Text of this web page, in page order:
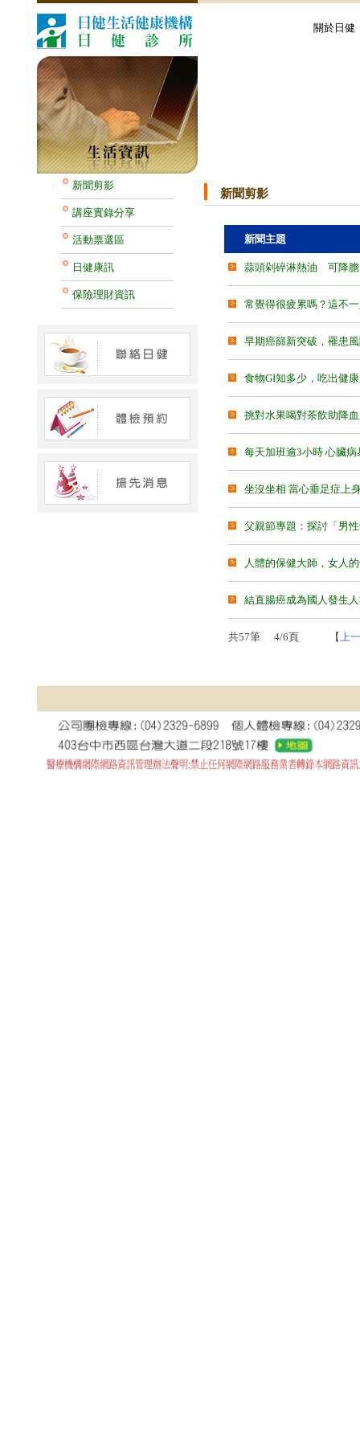
關於日健
新聞剪影
講座實錄分享
活動票選區
日健康訊
保險理財資訊
新聞剪影
新聞主題
蒜頭剁碎淋熱油 可降膽
常覺得很疲累嗎？這不
早期癌篩新突破，罹患
食物GI知多少，吃出健
挑對水果喝對茶飲助降
每天加班逾3小時 心臟病
坐沒坐相 當心垂足症上
父親節專題：探討「男
人體的保健大師，女人
結直腸癌成為國人發生
共57筆 4/6頁 【上